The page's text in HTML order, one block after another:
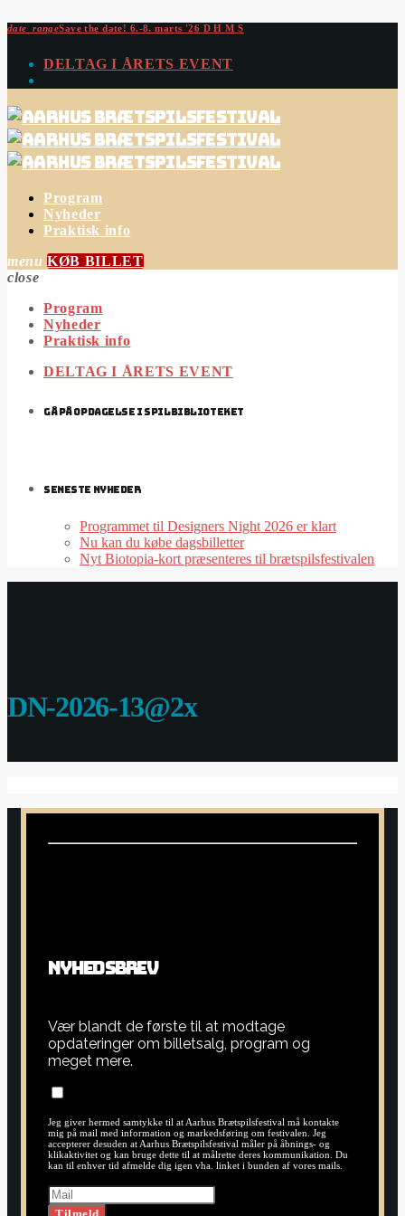
date_rangeSave the date! 6.-8. marts '26 D H M S
DELTAG I ÅRETS EVENT
Program
Nyheder
Praktisk info
menu KØB BILLET
close
Program
Nyheder
Praktisk info
DELTAG I ÅRETS EVENT
GÅ PÅ OPDAGELSE I SPILBIBLIOTEKET
SENESTE NYHEDER
Programmet til Designers Night 2026 er klart
Nu kan du købe dagsbilletter
Nyt Biotopia-kort præsenteres til brætspilsfestivalen
DN-2026-13@2x
NYHEDSBREV
Vær blandt de første til at modtage
opdateringer om billetsalg, program og
meget mere.
Jeg giver hermed samtykke til at Aarhus Brætspilsfestival må kontakte
mig på mail med information og markedsføring om festivalen. Jeg
accepterer desuden at Aarhus Brætspilsfestival måler på åbnings- og
klikaktivitet og kan bruge dette til at målrette deres kommunikation. Du
kan til enhver tid afmelde dig igen vha. linket i bunden af vores mails.